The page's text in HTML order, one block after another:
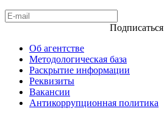
Подписаться
Об агентстве
Методологическая база
Раскрытие информации
Реквизиты
Вакансии
Антикоррупционная политика